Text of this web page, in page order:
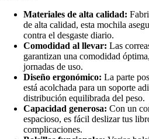
Materiales de alta calidad:
de alta calidad, esta mochila
contra el desgaste diario.
Comodidad al llevar: Las
garantizan una comodidad
jornadas de uso.
Diseño ergonómico: La parte
está acolchada para un soporte
distribución equilibrada del peso.
Capacidad generosa: Con un
espacioso, es fácil deslizar tus
complicaciones.